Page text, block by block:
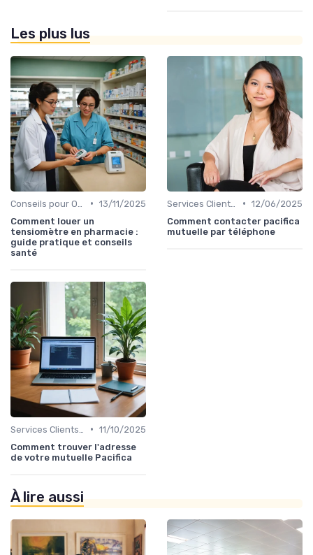
Les plus lus
• 13/11/2025
Comment louer un
tensiomètre en pharmacie :
guide pratique et conseils
santé
• 12/06/2025
Comment contacter pacifica
mutuelle par téléphone
• 11/10/2025
Comment trouver l'adresse
de votre mutuelle Pacifica
À lire aussi